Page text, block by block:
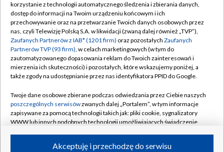
TVP
Abonament TVP
Emisja w TVP
Centrum informacji TVP
Naziemna Telewizja Cyfrowa
Rada Programowa
System NOS
Informacje o nadawcy
Regulamin TVP
Polityka prywatności
Moje zgody
Pomoc
Kontakt
Kanały
korzystanie z technologii automatycznego śledzenia i zbierania danych,
dostęp do informacji na Twoim urządzeniu końcowym i ich
przechowywanie oraz na przetwarzanie Twoich danych osobowych przez
nas, czyli Telewizję Polską S.A. w likwidacji (zwaną dalej również „TVP”),
Zaufanych Partnerów z IAB* (1201 firm) oraz pozostałych Zaufanych
Partnerów TVP (93 firm), w celach marketingowych (w tym do
zautomatyzowanego dopasowania reklam do Twoich zainteresowań i
mierzenia ich skuteczności) i pozostałych, które wskazujemy poniżej, a
także zgody na udostępnianie przez nas identyfikatora PPID do Google.
Twoje dane osobowe zbierane podczas odwiedzania przez Ciebie naszych
poszczególnych serwisówzwanych dalej „Portalem”, w tym informacje
zapisywane za pomocą technologii takich jak: pliki cookie, sygnalizatory
WWW lub innych podobnych technologii umożliwiających świadczenie
ruchu w Internecie.Akceptuję i przechodzę do serwisu